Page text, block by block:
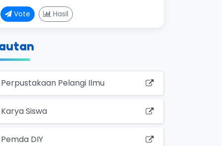
Vote Hasil
Perpustakaan Pelangi Ilmu
Karya Siswa
Pemda DIY